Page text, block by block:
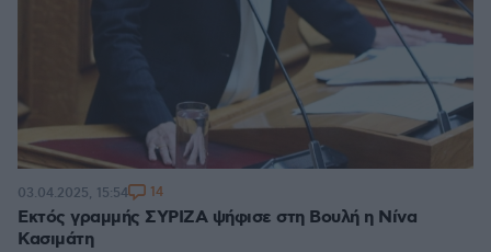
Εκτός γραμμής ΣΥΡΙΖΑ ψήφισε στη Βουλή η Νίνα
Κασιμάτη
03.04.2025, 15:54 14